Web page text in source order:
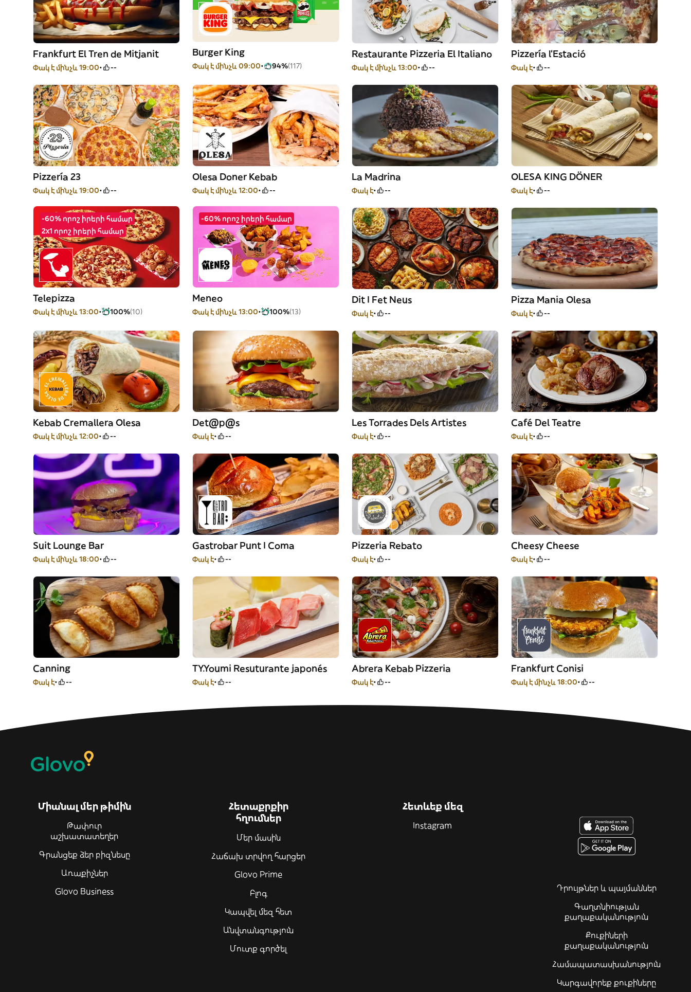
Frankfurt El Tren de Mitjanit
Փակ է մինչև 19:00 --
Burger King
Փակ է մինչև 09:00 94%(117)
Restaurante Pizzeria El Italiano
Փակ է մինչև 13:00 --
Pizzería l’Estació
Փակ է --
Pizzería 23
Փակ է մինչև 19:00 --
Olesa Doner Kebab
Փակ է մինչև 12:00 --
La Madrina
Փակ է --
OLESA KING DÖNER
Փակ է --
-60% որոշ իրերի համար
2x1 որոշ իրերի համար
Telepizza
Փակ է մինչև 13:00 100%(10)
-60% որոշ իրերի համար
Meneo
Փակ է մինչև 13:00 100%(13)
Dit I Fet Neus
Փակ է --
Pizza Mania Olesa
Փակ է --
Kebab Cremallera Olesa
Փակ է մինչև 12:00 --
Det@p@s
Փակ է --
Les Torrades Dels Artistes
Փակ է --
Café Del Teatre
Փակ է --
Suit Lounge Bar
Փակ է մինչև 18:00 --
Gastrobar Punt I Coma
Փակ է --
Pizzeria Rebato
Փակ է --
Cheesy Cheese
Փակ է --
Canning
Փակ է --
TY.Youmi Resuturante japonés
Փակ է --
Abrera Kebab Pizzeria
Փակ է --
Frankfurt Conisi
Փակ է մինչև 18:00 --
Միանալ մեր թիմին
Թափուր
աշխատատեղեր
Գրանցեք ձեր բիզնեսը
Առաքիչներ
Glovo Business
Հետաքրքիր
հղումներ
Մեր մասին
Հաճախ տրվող հարցեր
Glovo Prime
Բլոգ
Կապվել մեզ հետ
Անվտանգություն
Մուտք գործել
Հետևեք մեզ
Instagram
Դրույթներ և պայմաններ
Գաղտնիության
քաղաքականություն
Քուքիների
քաղաքականություն
Համապատասխանություն
Կարգավորեք քուքիները